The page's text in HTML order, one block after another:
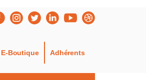
E-Boutique Adhérents